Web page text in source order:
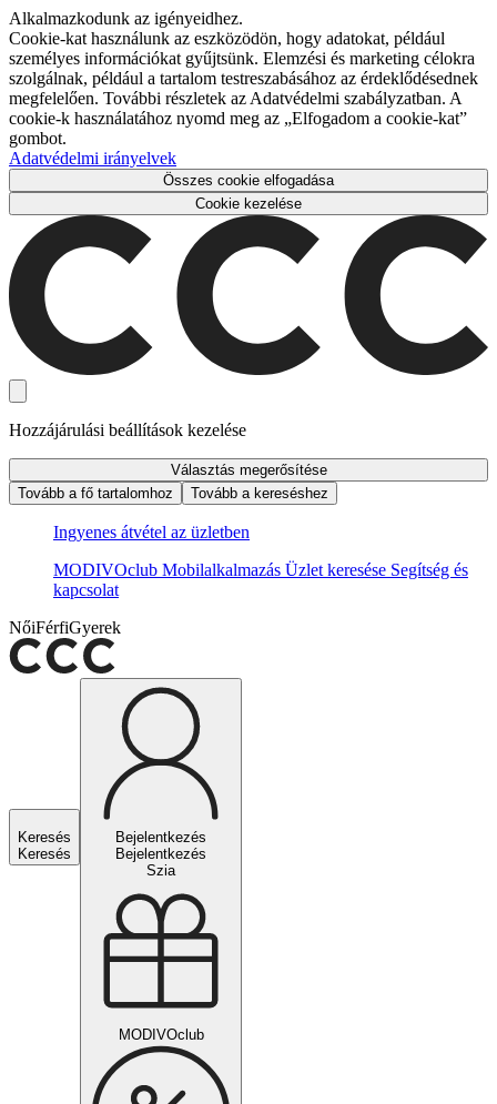
Alkalmazkodunk az igényeidhez.
Cookie-kat használunk az eszközödön, hogy adatokat, például
személyes információkat gyűjtsünk. Elemzési és marketing célokra
szolgálnak, például a tartalom testreszabásához az érdeklődésednek
megfelelően. További részletek az Adatvédelmi szabályzatban. A
cookie-k használatához nyomd meg az „Elfogadom a cookie-kat”
gombot.
Adatvédelmi irányelvek
Összes cookie elfogadása
Cookie kezelése
Hozzájárulási beállítások kezelése
Választás megerősítése
Tovább a fő tartalomhoz
Tovább a kereséshez
Ingyenes átvétel az üzletben
MODIVOclub Mobilalkalmazás Üzlet keresése Segítség és
kapcsolat
NőiFérfiGyerek
Keresés
Keresés
Bejelentkezés
Bejelentkezés
Szia
MODIVOclub